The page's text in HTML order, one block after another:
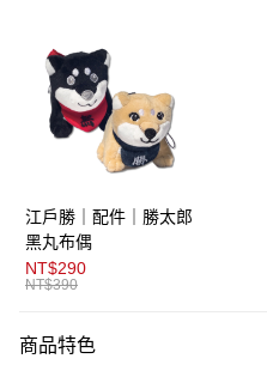
LINE Pay
AFTEE先享後付
【關於「AFTEE先享後付」】
便利好安心！
１．簡單：不需註冊會員、不需綁卡
２．便利：只要手機號碼，簡訊認證
３．安心：先確認商品／服務後，再
１．於結帳方式選擇「AFTEE先享
運送方式
全家取貨付款
江戶勝｜配件｜勝太郎
黑丸布偶
NT$290
NT$390
商品特色